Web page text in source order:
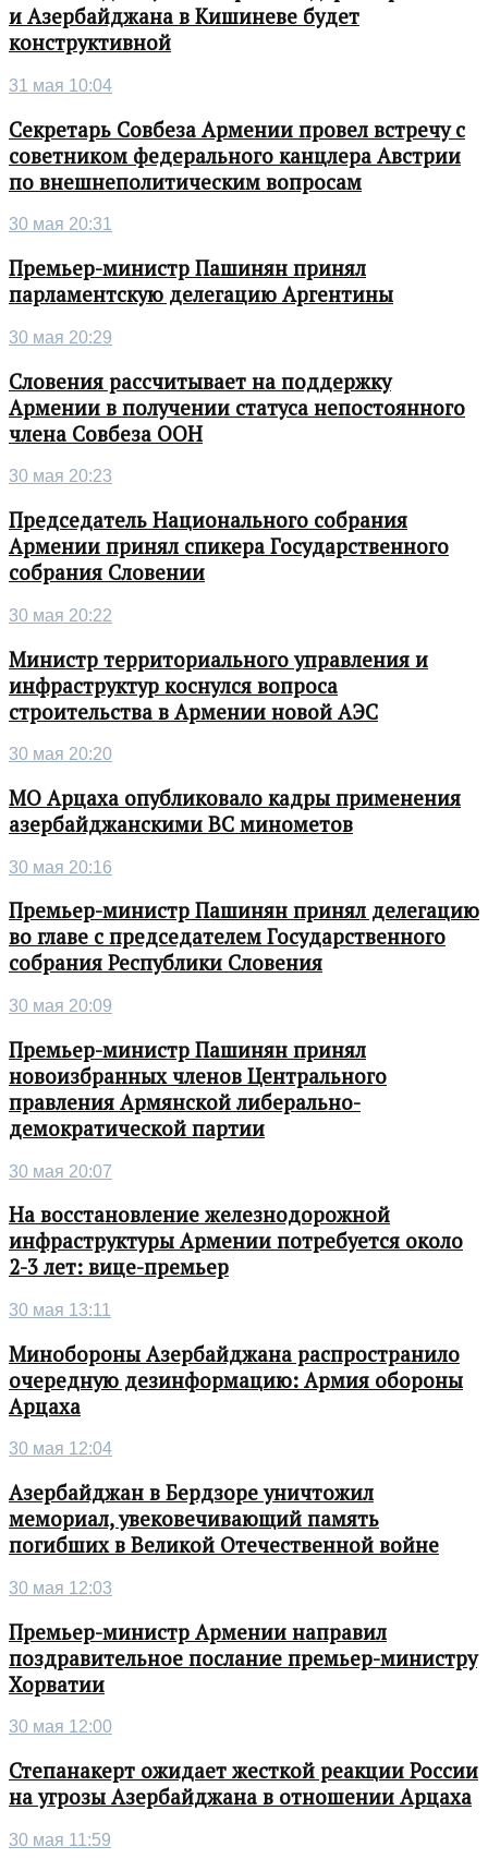
и Азербайджана в Кишиневе будет
конструктивной
31 мая 10:04
Секретарь Совбеза Армении провел встречу с
советником федерального канцлера Австрии
по внешнеполитическим вопросам
30 мая 20:31
Премьер-министр Пашинян принял
парламентскую делегацию Аргентины
30 мая 20:29
Словения рассчитывает на поддержку
Армении в получении статуса непостоянного
члена Совбеза ООН
30 мая 20:23
Председатель Национального собрания
Армении принял спикера Государственного
собрания Словении
30 мая 20:22
Министр территориального управления и
инфраструктур коснулся вопроса
строительства в Армении новой АЭС
30 мая 20:20
МО Арцаха опубликовало кадры применения
азербайджанскими ВС минометов
30 мая 20:16
Премьер-министр Пашинян принял делегацию
во главе с председателем Государственного
собрания Республики Словения
30 мая 20:09
Премьер-министр Пашинян принял
новоизбранных членов Центрального
правления Армянской либерально-
демократической партии
30 мая 20:07
На восстановление железнодорожной
инфраструктуры Армении потребуется около
2-3 лет: вице-премьер
30 мая 13:11
Минобороны Азербайджана распространило
очередную дезинформацию: Армия обороны
Арцаха
30 мая 12:04
Азербайджан в Бердзоре уничтожил
мемориал, увековечивающий память
погибших в Великой Отечественной войне
30 мая 12:03
Премьер-министр Армении направил
поздравительное послание премьер-министру
Хорватии
30 мая 12:00
Степанакерт ожидает жесткой реакции России
на угрозы Азербайджана в отношении Арцаха
30 мая 11:59